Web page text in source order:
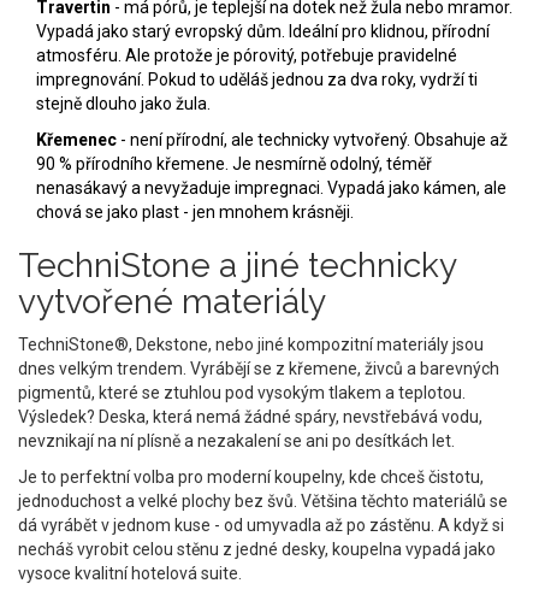
Travertin - má pórů, je teplejší na dotek než žula nebo mramor.
Vypadá jako starý evropský dům. Ideální pro klidnou, přírodní
atmosféru. Ale protože je pórovitý, potřebuje pravidelné
impregnování. Pokud to uděláš jednou za dva roky, vydrží ti
stejně dlouho jako žula.
Křemenec - není přírodní, ale technicky vytvořený. Obsahuje až
90 % přírodního křemene. Je nesmírně odolný, téměř
nenasákavý a nevyžaduje impregnaci. Vypadá jako kámen, ale
chová se jako plast - jen mnohem krásněji.
TechniStone a jiné technicky
vytvořené materiály
TechniStone®, Dekstone, nebo jiné kompozitní materiály jsou
dnes velkým trendem. Vyrábějí se z křemene, živců a barevných
pigmentů, které se ztuhlou pod vysokým tlakem a teplotou.
Výsledek? Deska, která nemá žádné spáry, nevstřebává vodu,
nevznikají na ní plísně a nezakalení se ani po desítkách let.
Je to perfektní volba pro moderní koupelny, kde chceš čistotu,
jednoduchost a velké plochy bez švů. Většina těchto materiálů se
dá vyrábět v jednom kuse - od umyvadla až po zástěnu. A když si
necháš vyrobit celou stěnu z jedné desky, koupelna vypadá jako
vysoce kvalitní hotelová suite.